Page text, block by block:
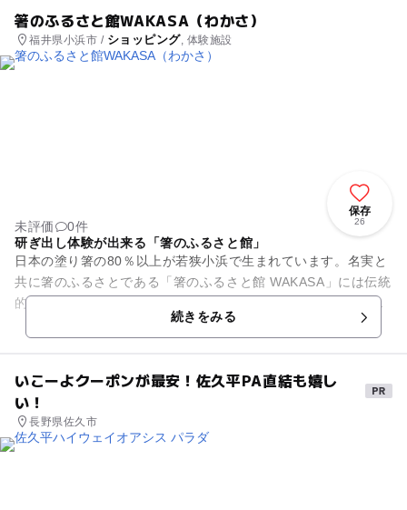
箸のふるさと館WAKASA（わかさ）
福井県小浜市 / ショッピング, 体験施設
保存
26
未評価
0件
研ぎ出し体験が出来る「箸のふるさと館」
日本の塗り箸の80％以上が若狭小浜で生まれています。名実と
共に箸のふるさとである「箸のふるさと館 WAKASA」には伝統
的な若狭塗箸から、先端や持ち手に滑りにくい加工を施したど
続きをみる
いこーよクーポンが最安！佐久平PA直結も嬉し
い！
長野県佐久市